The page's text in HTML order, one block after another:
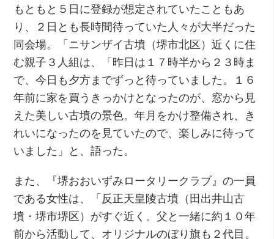
もともと５日に登録が想定されていたこともあ
り、２日とも長時間待っていた人々が大半だった
同会場。「ニサンザイ古墳（堺市北区）近くに住
む親子３人組は、「昨日は１７時半から２３時ま
で、今日も夕方までずっと待っていました。１６
年前に家を買うきっかけとなったのが、窓から見
えた美しい古墳の景色。年月をかけ整備され、き
れいになったのを見ていたので、楽しみに待って
いました」と、語った。
また、『堺おおいずみロータリークラブ』の一員
である女性は、「反正天皇陵古墳（田出井山古
墳・堺市堺区）がすぐ近く。父と一緒に約１０年
前から活動して、オリジナルのぼり旗も２代目。